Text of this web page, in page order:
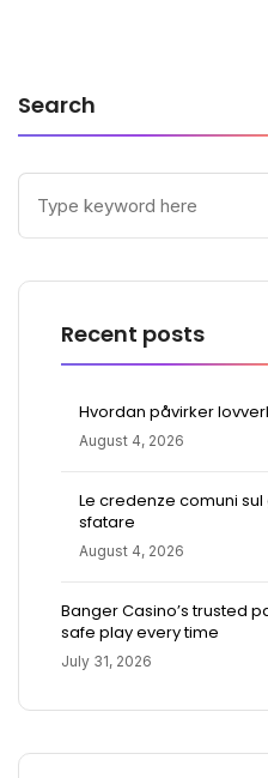
Search
Recent posts
Hvordan påvirker
August 4, 2026
Le credenze comuni
sfatare
August 4, 2026
Banger Casino’s trusted
safe play every time
July 31, 2026